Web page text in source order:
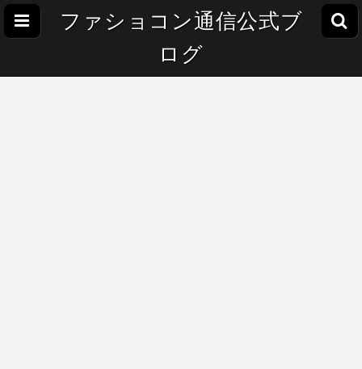
ファショコン通信公式ブ
ログ